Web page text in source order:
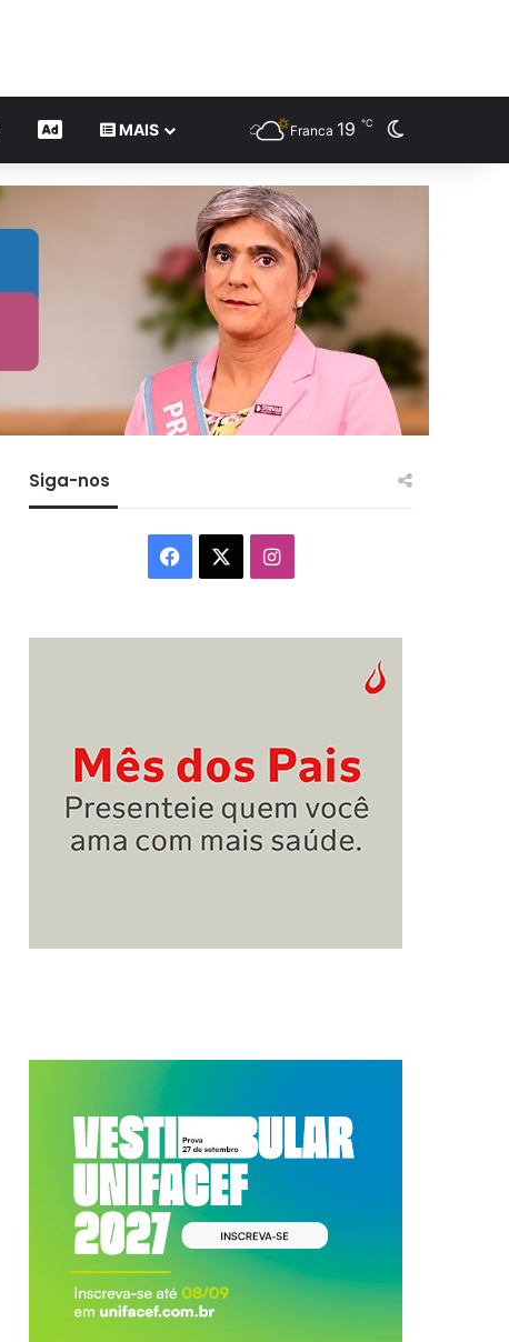
CONTEÚDO DE MARCA
MAIS Franca 19 ℃
Siga-nos
Facebook Instagram